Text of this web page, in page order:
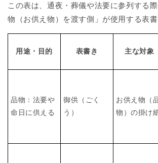
この表は、通夜・葬儀や法要に参列する
物（お供え物）を渡す側」が使用する表書
用途・目的 表書き 主な対象
品物：法要や
命日に供える
御供（ごく
う）
お供え物（
物）の掛け